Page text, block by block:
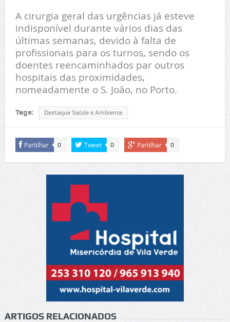
A cirurgia geral das urgências já esteve
indisponível durante vários dias das
últimas semanas, devido à falta de
profissionais para os turnos, sendo os
doentes reencaminhados par outros
hospitais das proximidades,
nomeadamente o S. João, no Porto.
Tags: Destaque Saúde e Ambiente
Partilhar 0 Tweet 0 Partilhar 0
ARTIGOS RELACIONADOS